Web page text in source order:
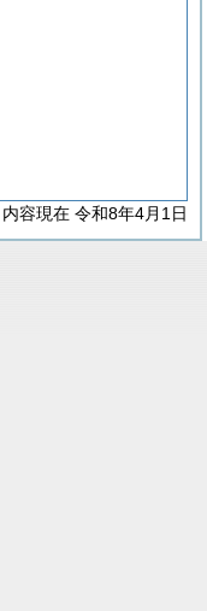
内容現在 令和8年4月1日